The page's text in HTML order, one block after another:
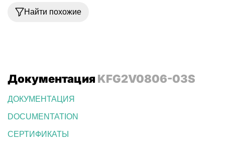
Найти похожие
Документация KFG2V0806-03S
ДОКУМЕНТАЦИЯ
DOCUMENTATION
СЕРТИФИКАТЫ